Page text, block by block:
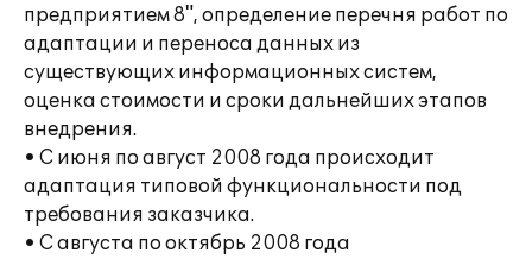
предприятием 8", определение перечня работ по
адаптации и переноса данных из
существующих информационных систем,
оценка стоимости и сроки дальнейших этапов
внедрения.
• С июня по август 2008 года происходит
адаптация типовой функциональности под
требования заказчика.
• С августа по октябрь 2008 года